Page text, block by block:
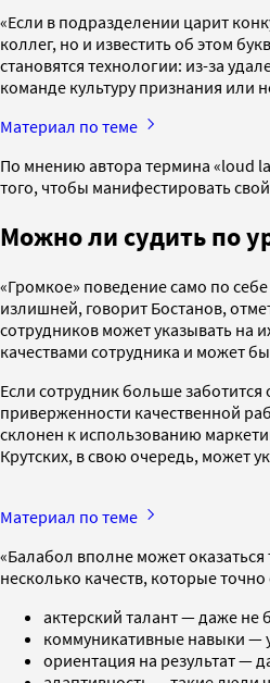
«Если в подразделении царит
коллег, но и известить об этом
становятся технологии: из-за
команде культуру признания или
Материал по теме
По мнению автора термина «loud
того, чтобы манифестировать
Можно ли судить по
«Громкое» поведение само по
излишней, говорит Бостанов,
сотрудников может указывать на
качествами сотрудника и может
Если сотрудник больше
приверженности качественной
склонен к использованию
Крутских, в свою очередь, может
Материал по теме
«Балабол вполне может
несколько качеств, которые
актерский талант — даже не
коммуникативные навыки —
ориентация на результат —